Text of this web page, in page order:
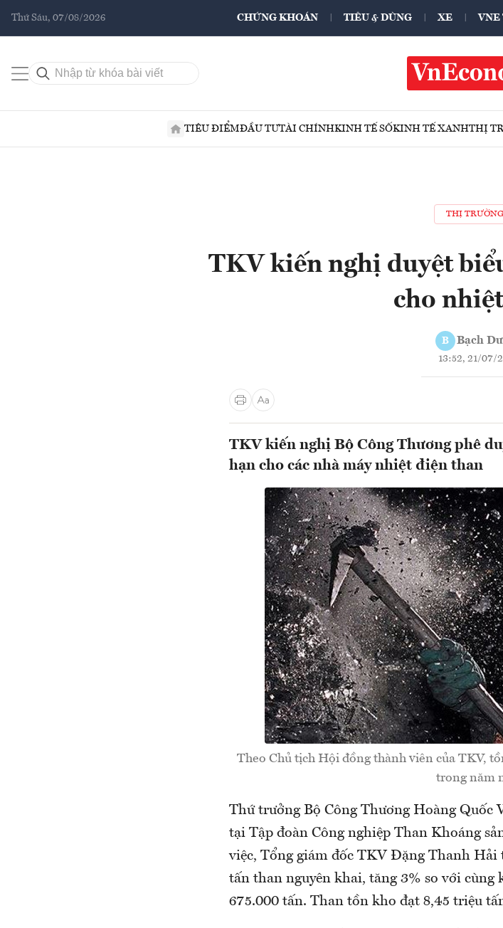
Thứ Sáu, 07/08/2026 CHỨNG KHOÁN TIÊU & DÙNG XE VNE
TIÊU ĐIỂMĐẦU TƯTÀI CHÍNHKINH TẾ SỐKINH TẾ XANHTHỊ
THỊ TRƯỜNG
TKV kiến nghị duyệt
cho
B Bạch
13:52, 21/07/
TKV kiến nghị Bộ Công Thương phê
hạn cho các nhà máy nhiệt điện than
Theo Chủ tịch Hội đồng thành viên của TKV,
trong năm
Thứ trưởng Bộ Công Thương Hoàng Quốc
tại Tập đoàn Công nghiệp Than Khoáng
việc, Tổng giám đốc TKV Đặng Thanh Hải
tấn than nguyên khai, tăng 3% so với cùng
675.000 tấn. Than tồn kho đạt 8,45 triệu